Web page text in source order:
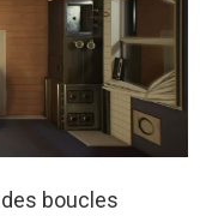
boucles